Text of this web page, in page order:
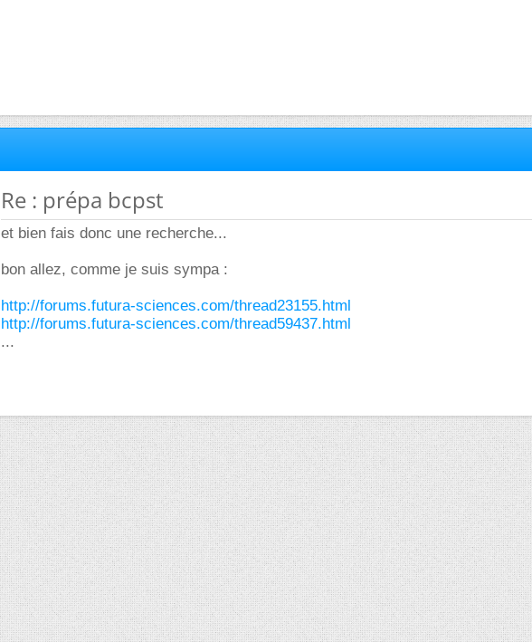
Re : prépa bcpst
et bien fais donc une recherche...
bon allez, comme je suis sympa :
http://forums.futura-sciences.com/thread23155.html
http://forums.futura-sciences.com/thread59437.html
...